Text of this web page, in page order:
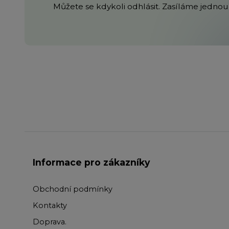
Můžete se kdykoli odhlásit. Zasíláme jednou
Informace pro zákazníky
Obchodní podmínky
Kontakty
Doprava.